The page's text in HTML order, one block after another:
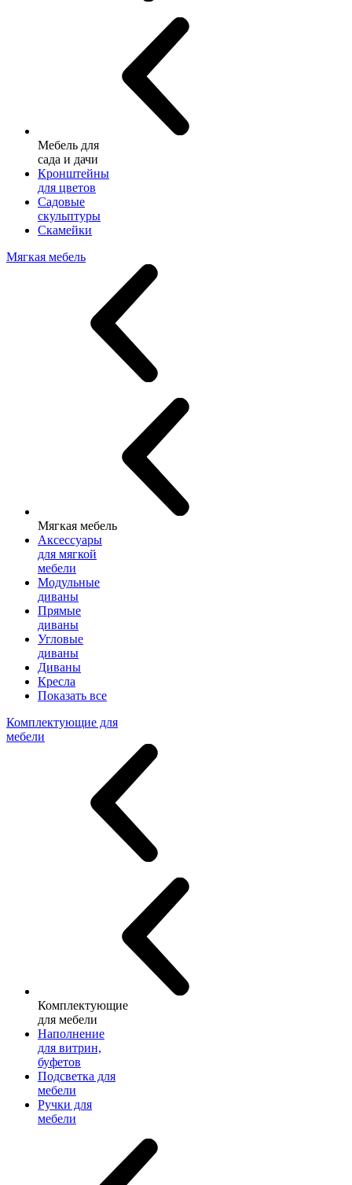
Мебель для
сада и дачи
Кронштейны
для цветов
Садовые
скульптуры
Скамейки
Мягкая мебель
Мягкая мебель
Аксессуары
для мягкой
мебели
Модульные
диваны
Прямые
диваны
Угловые
диваны
Диваны
Кресла
Показать все
Комплектующие для
мебели
Комплектующие
для мебели
Наполнение
для витрин,
буфетов
Подсветка для
мебели
Ручки для
мебели